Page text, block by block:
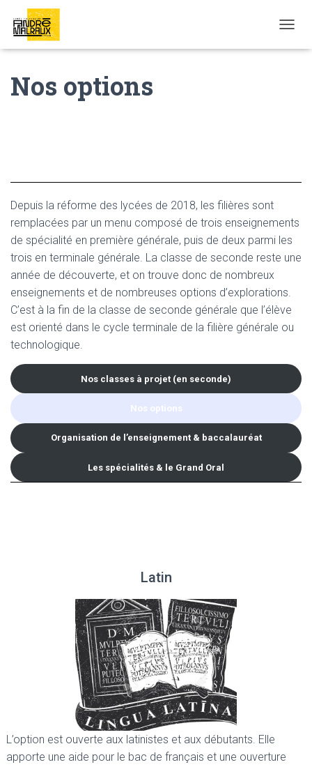
Nos options
Depuis la réforme des lycées de 2018, les filières sont
remplacées par un menu composé de trois enseignements
de spécialité en première générale, puis de deux parmi les
trois en terminale générale. La classe de seconde reste une
année de découverte, et on trouve donc de nombreux
enseignements et de nombreuses options d’explorations.
C’est à la fin de la classe de seconde générale que l’élève
est orienté dans le cycle terminale de la filière générale ou
technologique.
Nos classes à projet (en seconde)
Nos options
Organisation de l’enseignement & baccalauréat
Les spécialités & le Grand Oral
Latin
L’option est ouverte aux latinistes et aux débutants. Elle
apporte une aide pour le bac de français et une ouverture